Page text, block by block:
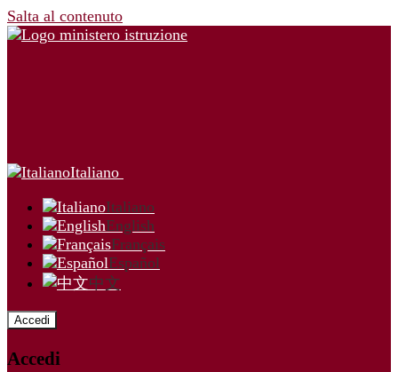
Salta al contenuto
Italiano
Italiano
English
Français
Español
中文
Accedi
Accedi